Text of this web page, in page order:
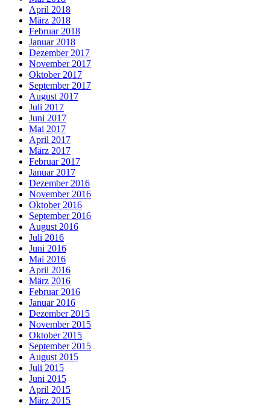
April 2018
März 2018
Februar 2018
Januar 2018
Dezember 2017
November 2017
Oktober 2017
September 2017
August 2017
Juli 2017
Juni 2017
Mai 2017
April 2017
März 2017
Februar 2017
Januar 2017
Dezember 2016
November 2016
Oktober 2016
September 2016
August 2016
Juli 2016
Juni 2016
Mai 2016
April 2016
März 2016
Februar 2016
Januar 2016
Dezember 2015
November 2015
Oktober 2015
September 2015
August 2015
Juli 2015
Juni 2015
April 2015
März 2015